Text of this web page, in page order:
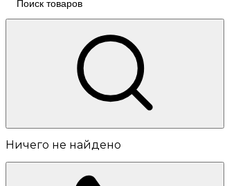
Ничего не найдено